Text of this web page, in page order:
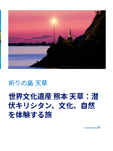
世界文化遺産 熊本 天草：潜
伏キリシタン、文化、自然
を体験する旅
祈りの島 天草